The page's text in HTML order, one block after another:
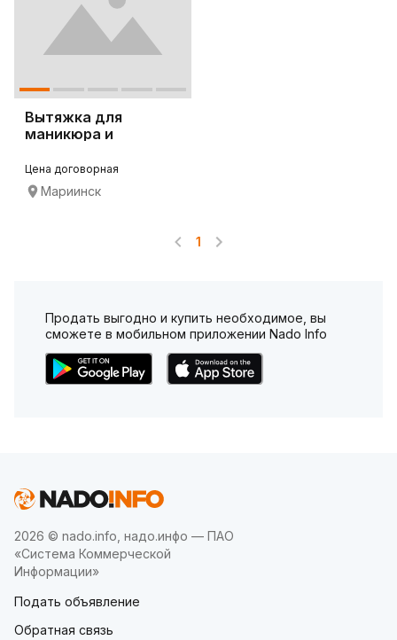
Вытяжка для
маникюра и
Alize
Цена договорная
Мариинск
1
Продать выгодно и купить необходимое, вы
сможете в мобильном приложении Nado Info
2026 © nado.info, надо.инфо — ПАО
«Система Коммерческой
Информации»
Подать объявление
Обратная связь